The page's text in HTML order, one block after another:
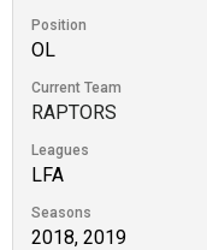
Position
OL
Current Team
RAPTORS
Leagues
LFA
Seasons
2018, 2019